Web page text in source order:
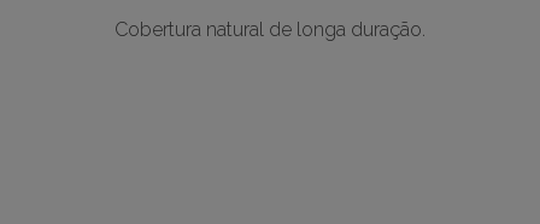
Cobertura natural de longa duração.